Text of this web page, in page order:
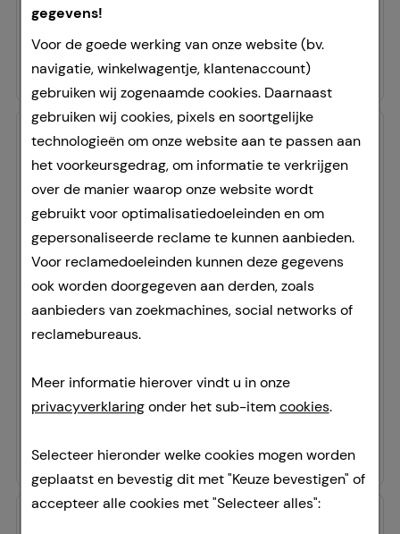
gegevens!
Voor de goede werking van onze website (bv.
navigatie, winkelwagentje, klantenaccount)
gebruiken wij zogenaamde cookies. Daarnaast
gebruiken wij cookies, pixels en soortgelijke
technologieën om onze website aan te passen aan
het voorkeursgedrag, om informatie te verkrijgen
over de manier waarop onze website wordt
gebruikt voor optimalisatiedoeleinden en om
gepersonaliseerde reclame te kunnen aanbieden.
Voor reclamedoeleinden kunnen deze gegevens
ook worden doorgegeven aan derden, zoals
aanbieders van zoekmachines, social networks of
reclamebureaus.
Meer informatie hierover vindt u in onze
privacyverklaringonder het sub-itemcookies.
Selecteer hieronder welke cookies mogen worden
geplaatst en bevestig dit met "Keuze bevestigen" of
accepteer alle cookies met "Selecteer alles":
Doorgaans gereed voor verzending binnen 24-36 uur.
8,99 €¹
44,95 €per 1 l
SAGELLA hydraserum Intimwaschlotion
Cooper Consumer Health Deutschland GmbH
200ml
13,99 €¹